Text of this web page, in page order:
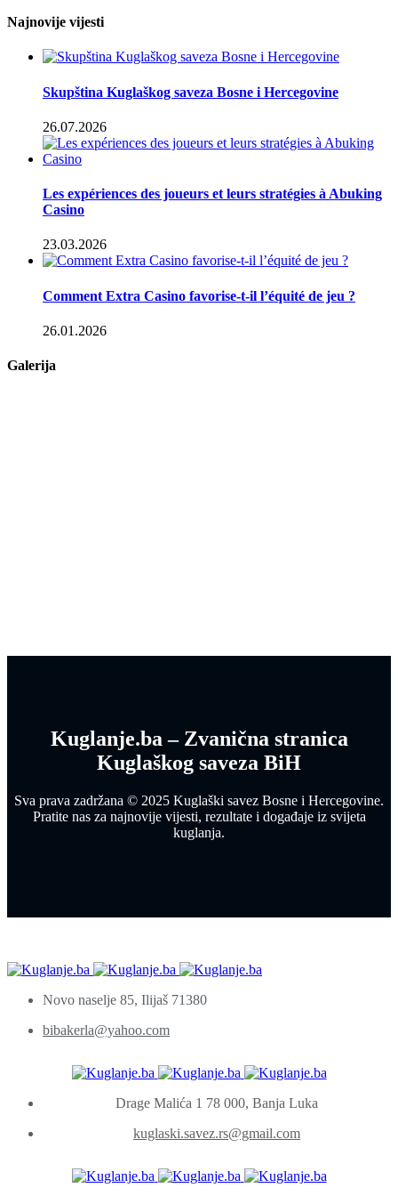
Najnovije vijesti
Skupština Kuglaškog saveza Bosne i Hercegovine
26.07.2026
Les expériences des joueurs et leurs stratégies à Abuking
Casino
23.03.2026
Comment Extra Casino favorise-t-il l’équité de jeu ?
26.01.2026
Galerija
Kuglanje.ba – Zvanična stranica
Kuglaškog saveza BiH
Sva prava zadržana © 2025 Kuglaški savez Bosne i Hercegovine.
Pratite nas za najnovije vijesti, rezultate i događaje iz svijeta
kuglanja.
Novo naselje 85, Ilijaš 71380
bibakerla@yahoo.com
Drage Malića 1 78 000, Banja Luka
kuglaski.savez.rs@gmail.com